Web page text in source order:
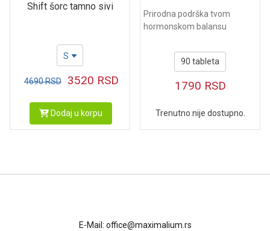
Shift šorc tamno sivi
S
4690RSD 3520 RSD
Dodaj u korpu
Prirodna podrška tvom
hormonskom balansu
90 tableta
1790 RSD
Trenutno nije dostupno.
E-Mail: office@maximalium.rs